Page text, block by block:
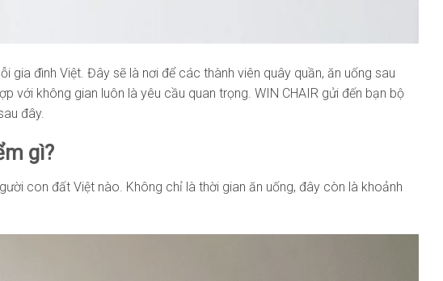
đình Việt. Đây sẽ là nơi để các thành viên quây quần, ăn uống sau
với không gian luôn là yêu cầu quan trọng. WIN CHAIR gửi đến bạn bộ
đây.
gì?
con đất Việt nào. Không chỉ là thời gian ăn uống, đây còn là khoảnh